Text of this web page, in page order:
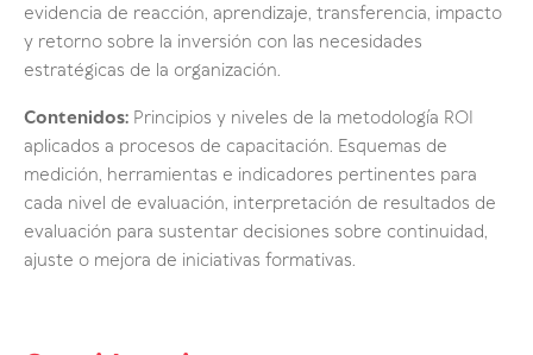
evidencia de reacción, aprendizaje, transferencia, impacto
y retorno sobre la inversión con las necesidades
estratégicas de la organización.
Contenidos: Principios y niveles de la metodología ROI
aplicados a procesos de capacitación. Esquemas de
medición, herramientas e indicadores pertinentes para
cada nivel de evaluación, interpretación de resultados de
evaluación para sustentar decisiones sobre continuidad,
ajuste o mejora de iniciativas formativas.